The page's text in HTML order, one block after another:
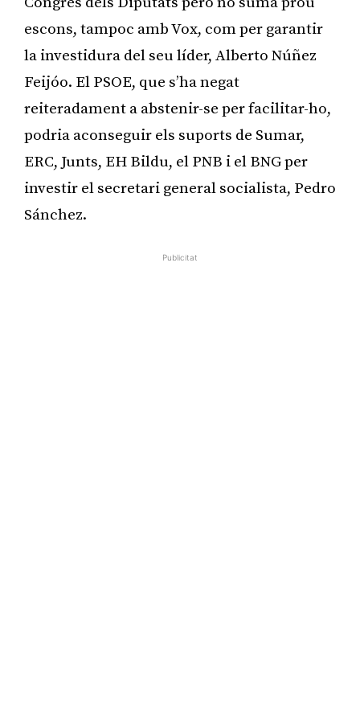
escons, tampoc amb Vox, com per garantir
la investidura del seu líder, Alberto Núñez
Feijóo. El PSOE, que s’ha negat
reiteradament a abstenir-se per facilitar-ho,
podria aconseguir els suports de Sumar,
ERC, Junts, EH Bildu, el PNB i el BNG per
investir el secretari general socialista, Pedro
Sánchez.
Publicitat